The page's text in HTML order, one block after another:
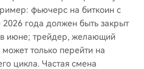
фьючерс на биткоин с
года должен быть закрыт
июне; трейдер, желающий
только перейти на
цикла. Частая смена